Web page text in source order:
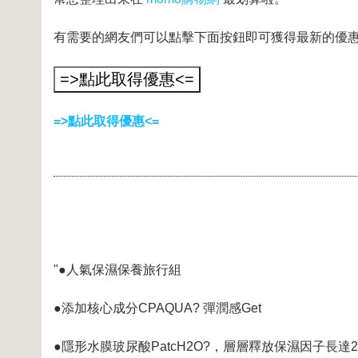
有需要的網友們可以點擊下面按鈕即可獲得最新的優
=>點此取得優惠<=
"●人氣保濕保養旅行組
●添加核心成分CPAQUA? 彈潤感Get
●隱形水膜玻尿酸PatcH2O?，層層釋放保濕因子長達